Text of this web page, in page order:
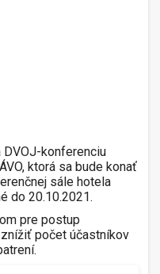
DVOJ-konferenciu
ktorá sa bude konať
sále hotela
do 20.10.2021.
pre postup
počet účastníkov